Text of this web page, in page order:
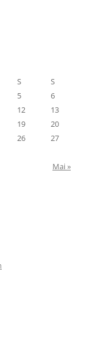
S
S
5
6
12
13
19
20
26
27
Mai »